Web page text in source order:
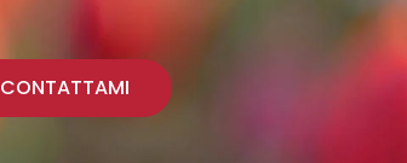
CONTATTAMI